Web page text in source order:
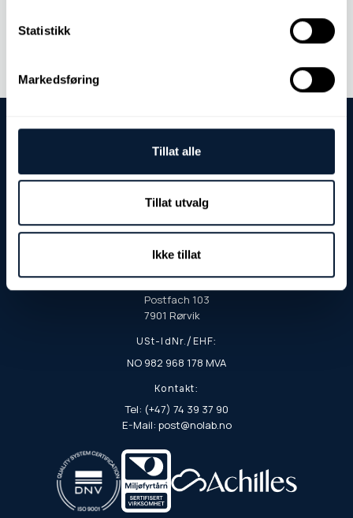
Statistikk
Markedsføring
Tillat alle
Tillat utvalg
Ikke tillat
Fjordgata 8
7900 Rørvik
Postanschrift:
Postfach 103
7901 Rørvik
USt-IdNr./EHF:
NO 982 968 178 MVA
Kontakt:
Tel: (+47) 74 39 37 90
E-Mail: post@nolab.no